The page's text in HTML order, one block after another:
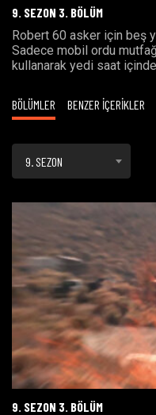
9. SEZON 3. BÖLÜM
Robert 60 asker için beş
Sadece mobil ordu
kullanarak yedi saat
BÖLÜMLER BENZER İÇERİKLER
9. SEZON
9. SEZON 3. BÖLÜM